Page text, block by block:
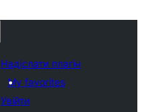
Надіслати плагін
My favorites
Увійти